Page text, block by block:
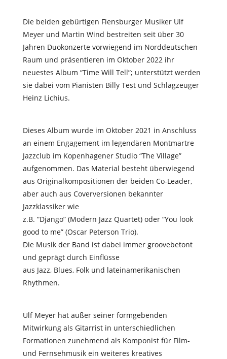
Die beiden gebürtigen Flensburger Musiker Ulf
Meyer und Martin Wind bestreiten seit über 30
Jahren Duokonzerte vorwiegend im Norddeutschen
Raum und präsentieren im Oktober 2022 ihr
neuestes Album “Time Will Tell”; unterstützt werden
sie dabei vom Pianisten Billy Test und Schlagzeuger
Heinz Lichius.
Dieses Album wurde im Oktober 2021 in Anschluss
an einem Engagement im legendären Montmartre
Jazzclub im Kopenhagener Studio “The Village”
aufgenommen. Das Material besteht überwiegend
aus Originalkompositionen der beiden Co-Leader,
aber auch aus Coverversionen bekannter
Jazzklassiker wie
z.B. “Django” (Modern Jazz Quartet) oder “You look
good to me” (Oscar Peterson Trio).
Die Musik der Band ist dabei immer groovebetont
und geprägt durch Einflüsse
aus Jazz, Blues, Folk und lateinamerikanischen
Rhythmen.
Ulf Meyer hat außer seiner formgebenden
Mitwirkung als Gitarrist in unterschiedlichen
Formationen zunehmend als Komponist für Film-
und Fernsehmusik ein weiteres kreatives